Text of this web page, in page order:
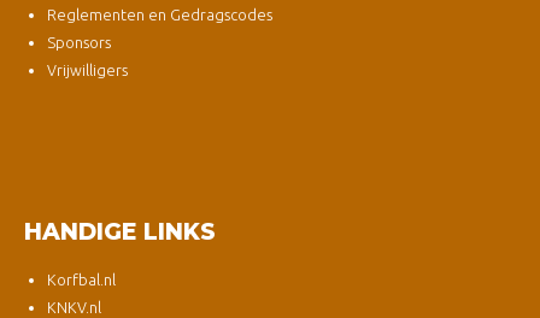
Reglementen en Gedragscodes
Sponsors
Vrijwilligers
HANDIGE LINKS
Korfbal.nl
KNKV.nl